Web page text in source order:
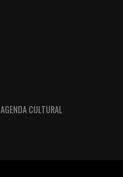
AGENDA CULTURAL